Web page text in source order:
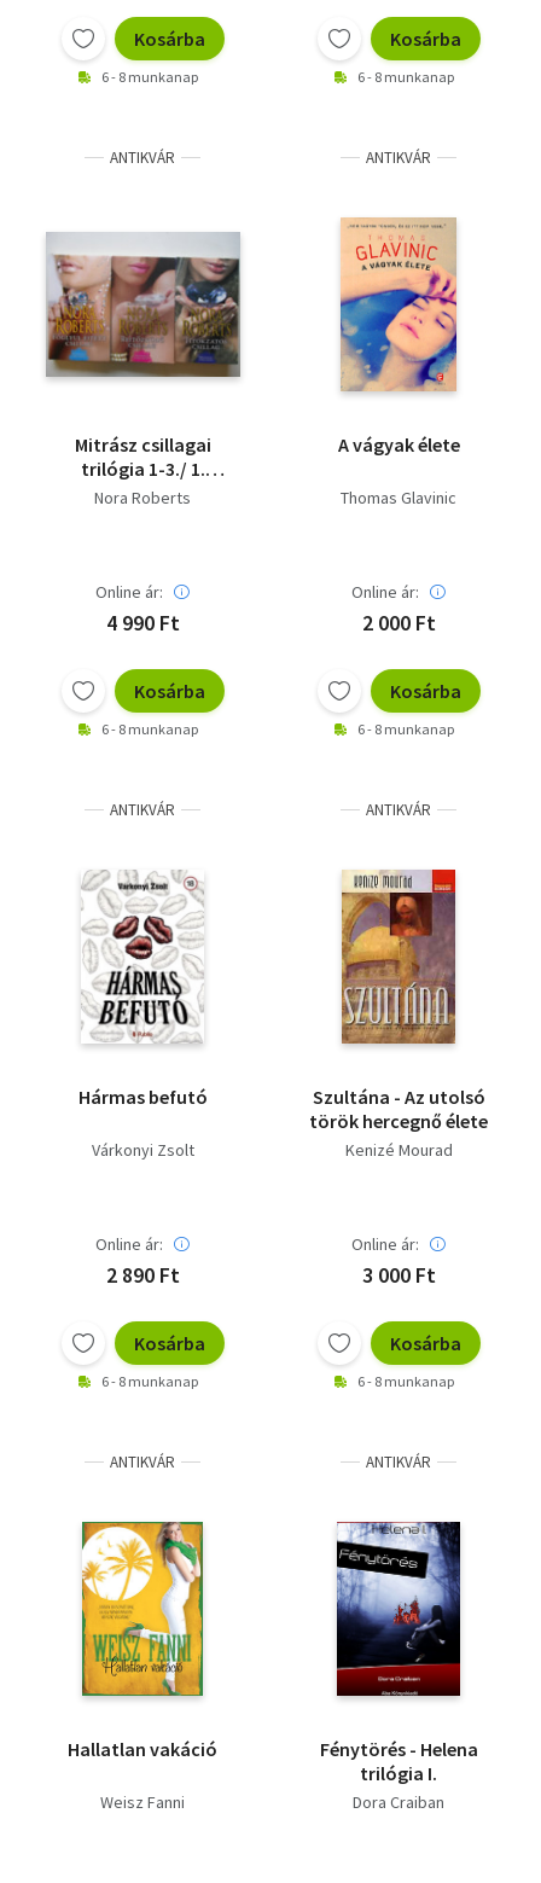
Kosárba
6 - 8 munkanap
Kosárba
6 - 8 munkanap
ANTIKVÁR
Mitrász csillagai
trilógia 1-3./ 1.
Rejtőzködő csillag 2.
Nora Roberts
Online ár:
4 990 Ft
Kosárba
6 - 8 munkanap
ANTIKVÁR
A vágyak élete
Thomas Glavinic
Online ár:
2 000 Ft
Kosárba
6 - 8 munkanap
ANTIKVÁR
Hármas befutó
Várkonyi Zsolt
Online ár:
2 890 Ft
Kosárba
6 - 8 munkanap
ANTIKVÁR
Szultána - Az utolsó
török hercegnő élete
Kenizé Mourad
Online ár:
3 000 Ft
Kosárba
6 - 8 munkanap
ANTIKVÁR
Hallatlan vakáció
Weisz Fanni
ANTIKVÁR
Fénytörés - Helena
trilógia I.
Dora Craiban